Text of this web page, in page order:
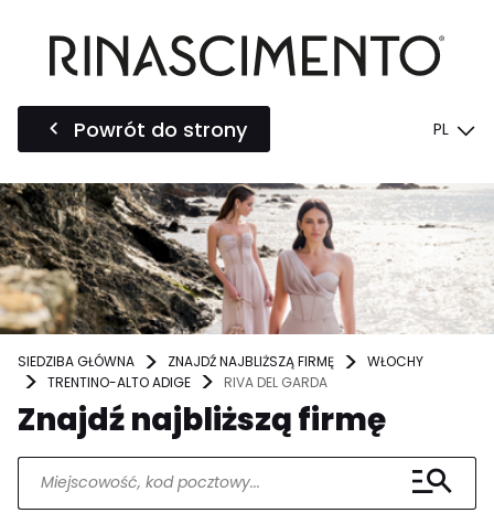
Powrót do strony PL
SIEDZIBA GŁÓWNA ZNAJDŹ NAJBLIŻSZĄ FIRMĘ
WŁOCHY
TRENTINO-ALTO ADIGE
RIVA DEL GARDA
Znajdź najbliższą firmę